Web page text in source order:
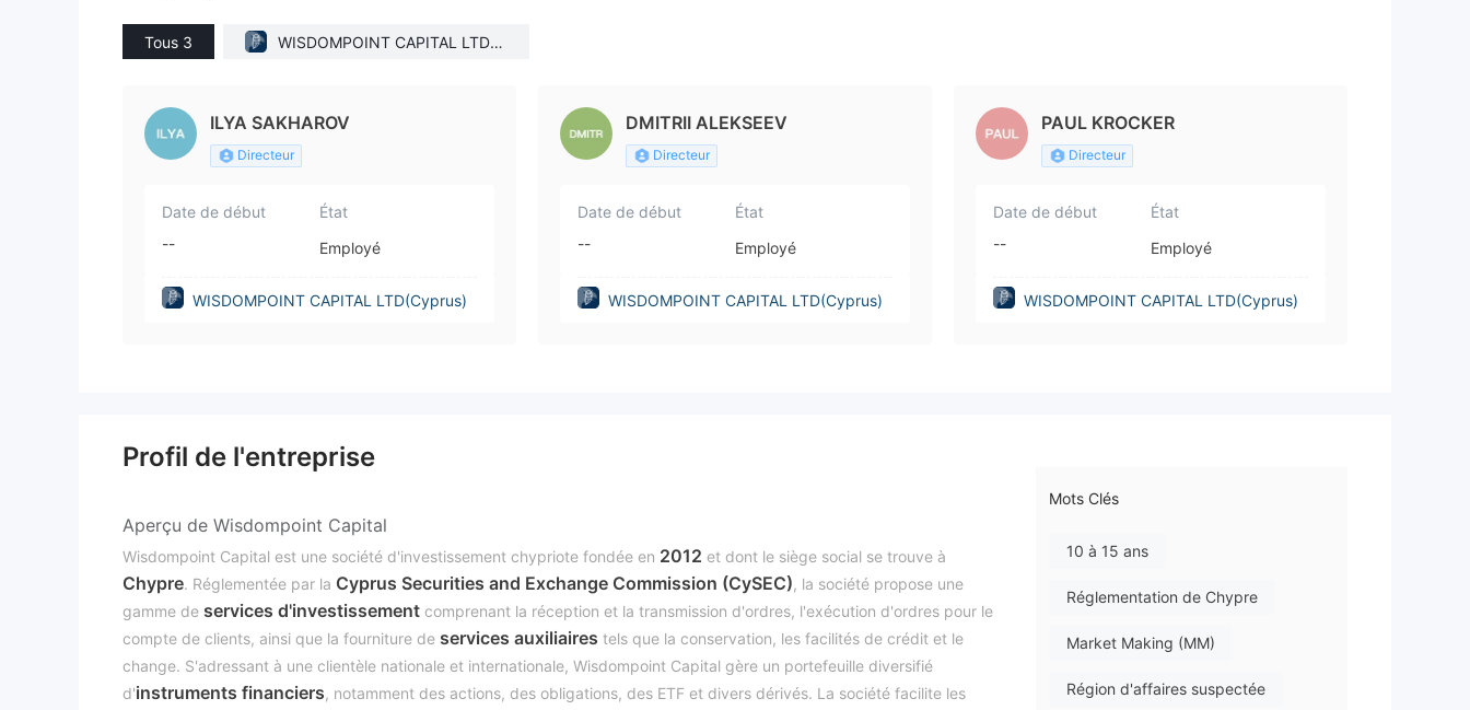
Tous 3
WISDOMPOINT CAPITAL LTD(C
ILYA SAKHAROV
Directeur
Date de début
--
État
Employé
WISDOMPOINT CAPITAL LTD(Cyprus)
DMITRII ALEKSEEV
Directeur
Date de début
--
État
Employé
WISDOMPOINT CAPITAL LTD(Cyprus)
PAUL KROCKER
Directeur
Date de début
--
État
Employé
WISDOMPOINT CAPITAL LTD(Cyprus)
Profil de l'entreprise
Aperçu de Wisdompoint Capital
Wisdompoint Capital est une société d'investissement chypriote fondée en 2012 et dont le siège social se trouve à
Chypre. Réglementée par la Cyprus Securities and Exchange Commission (CySEC), la société propose une
gamme de services d'investissement comprenant la réception et la transmission d'ordres, l'exécution d'ordres pour le
compte de clients, ainsi que la fourniture de services auxiliaires tels que la conservation, les facilités de crédit et le
change. S'adressant à une clientèle nationale et internationale, Wisdompoint Capital gère un portefeuille diversifié
d'instruments financiers, notamment des actions, des obligations, des ETF et divers dérivés. La société facilite les
Mots Clés
10 à 15 ans
Réglementation de Chypre
Market Making (MM)
Région d'affaires suspectée